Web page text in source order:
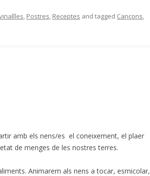
, Postres, Receptes and tagged Cançons,
amb els nens/es el coneixement, el plaer
de menges de les nostres terres.
Animarem als nens a tocar, esmicolar,